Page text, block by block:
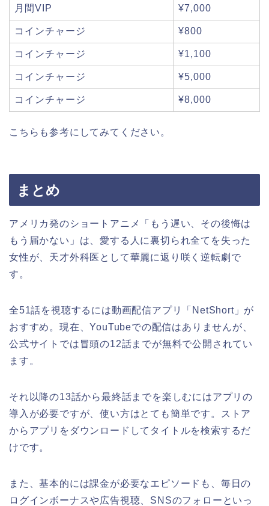
月間VIP ¥7,000
コインチャージ ¥800
コインチャージ ¥1,100
コインチャージ ¥5,000
コインチャージ ¥8,000
こちらも参考にしてみてください。
まとめ
アメリカ発のショートアニメ「もう遅い、その後悔は
もう届かない」は、愛する人に裏切られ全てを失った
女性が、天才外科医として華麗に返り咲く逆転劇で
す。
全51話を視聴するには動画配信アプリ「NetShort」が
おすすめ。現在、YouTubeでの配信はありませんが、
公式サイトでは冒頭の12話までが無料で公開されてい
ます。
それ以降の13話から最終話までを楽しむにはアプリの
導入が必要ですが、使い方はとても簡単です。ストア
からアプリをダウンロードしてタイトルを検索するだ
けです。
また、基本的には課金が必要なエピソードも、毎日の
ログインボーナスや広告視聴、SNSのフォローといっ